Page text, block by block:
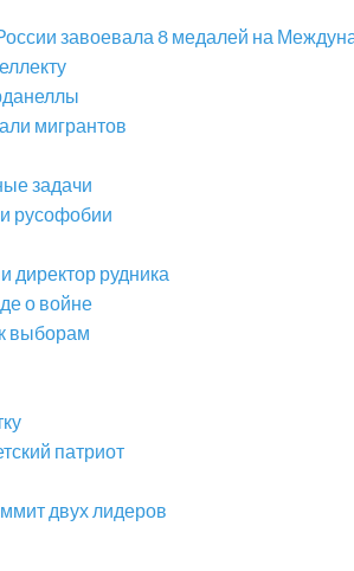
завоевала 8 медалей на
мигрантов
задачи
русофобии
рудника
о войне
выборам
патриот
двух лидеров